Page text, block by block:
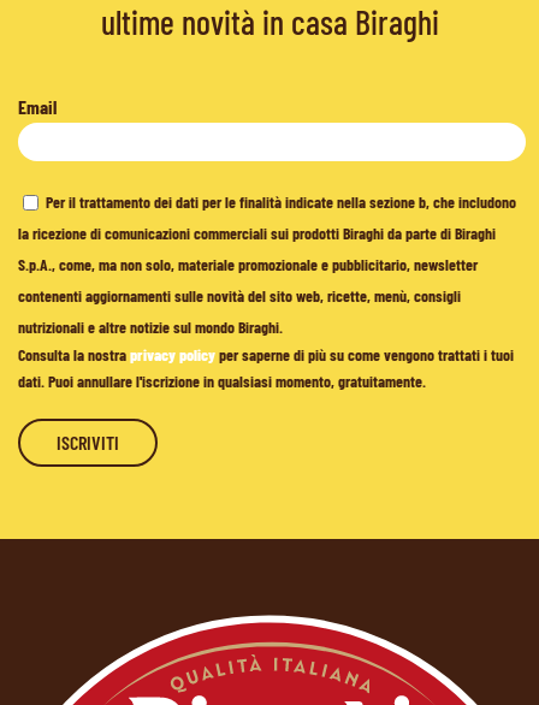
ultime novità in casa Biraghi
Email
Per il trattamento dei dati per le finalità indicate nella sezione b, che includono
la ricezione di comunicazioni commerciali sui prodotti Biraghi da parte di Biraghi
S.p.A., come, ma non solo, materiale promozionale e pubblicitario, newsletter
contenenti aggiornamenti sulle novità del sito web, ricette, menù, consigli
nutrizionali e altre notizie sul mondo Biraghi.
Consulta la nostraprivacy policyper saperne di più su come vengono trattati i tuoi
dati. Puoi annullare l'iscrizione in qualsiasi momento, gratuitamente.